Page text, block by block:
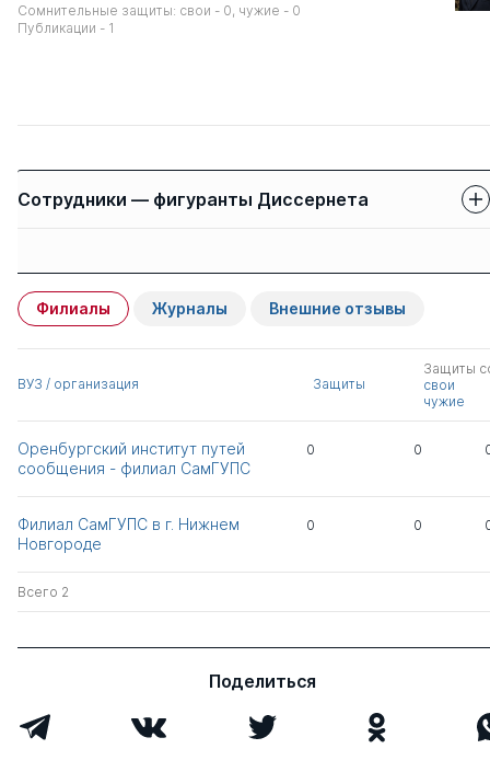
Сомнительные защиты: свои - 0, чужие - 0
Публикации - 1
Сотрудники — фигуранты Диссернета
Александрова
Екатерина
Волов Вячеслав
Теодорович
д.соц.н.
д.физ.-мат.н.
д.тех.н.
д.пед.н.
0 2
Всего 2
Филиалы Журналы Внешние отзывы
ВУЗ / организация Защиты
Защиты
свои
чужие
Оренбургский институт путей
сообщения - филиал СамГУПС
0 0
Филиал СамГУПС в г. Нижнем
Новгороде
0 0
Всего 2
Поделиться